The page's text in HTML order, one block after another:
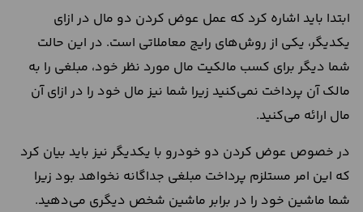
ابتدا باید اشاره کرد که عمل عوض کردن دو مال در ازای
یکدیگر، یکی از روش‌های رایج معاملاتی است. در این حالت
شما دیگر برای کسب مالکیت مال مورد نظر خود، مبلغی را به
مالک آن پرداخت نمی‌کنید زیرا شما نیز مال خود را در ازای آن
مال ارائه می‌کنید.
در خصوص عوض کردن دو خودرو با یکدیگر نیز باید بیان کرد
که این امر مستلزم پرداخت مبلغی جداگانه نخواهد بود زیرا
شما ماشین خود را در برابر ماشین شخص دیگری می‌دهید.